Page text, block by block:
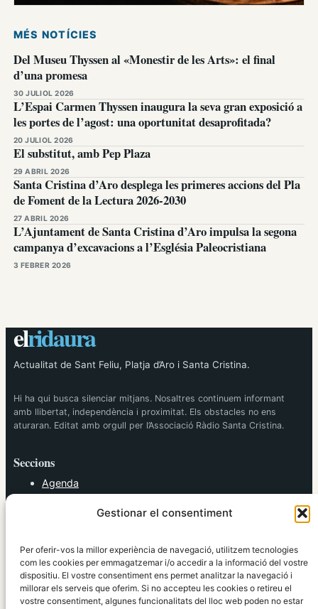
Gestionar el consentiment
Per oferir-vos la millor experiència de navegació, utilitzem tecnologies
com les cookies per emmagatzemar i/o accedir a la informació del vostre
dispositiu. El vostre consentiment ens permet analitzar la navegació i
millorar els serveis que oferim. Si no accepteu les cookies o retireu el
vostre consentiment, algunes funcionalitats del lloc web poden no estar
MÉS NOTÍCIES
Del Museu Thyssen al «Monestir de les Arts»: el final
d’una promesa
30 JULIOL 2026
L’Espai Carmen Thyssen inaugura la seva gran exposició a
les portes de l’agost: una oportunitat desaprofitada?
20 JULIOL 2026
El substitut, amb Pep Plaza
29 ABRIL 2026
Santa Cristina d’Aro desplega les primeres accions del Pla
de Foment de la Lectura 2026-2030
27 ABRIL 2026
L’Ajuntament de Santa Cristina d’Aro impulsa la segona
campanya d’excavacions a l’Església Paleocristiana
3 FEBRER 2026
elridaura
Actualitat de Sant Feliu, Platja d’Aro i Santa Cristina.
Hi ha qui busca silenciar mitjans. Nosaltres continuem informant
amb llibertat, independència i proximitat. Els obstacles no ens
aturaran. Editat amb orgull per l’Associació Ràdio Santa Cristina.
Seccions
Agenda
Política
Societat
Tendències